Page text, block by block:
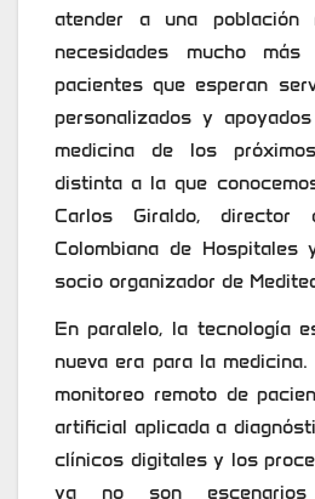
atender a una población
necesidades mucho
pacientes que esperan
personalizados y
medicina de los
distinta a la que
Carlos Giraldo, director
Colombiana de Hospitales
socio organizador de
En paralelo, la tecnología
nueva era para la
monitoreo remoto de
artificial aplicada a
clínicos digitales y los
ya no son